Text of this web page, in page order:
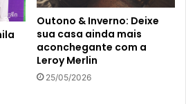
Outono & Inverno: Deixe
sua casa ainda mais
aconchegante com a
Leroy Merlin
25/05/2026